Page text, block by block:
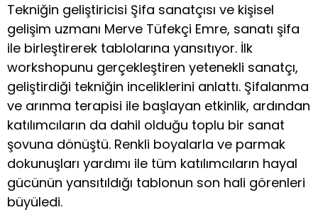
Tekniğin geliştiricisi Şifa sanatçısı ve kişisel
gelişim uzmanı Merve Tüfekçi Emre, sanatı şifa
ile birleştirerek tablolarına yansıtıyor. İlk
workshopunu gerçekleştiren yetenekli sanatçı,
geliştirdiği tekniğin inceliklerini anlattı. Şifalanma
ve arınma terapisi ile başlayan etkinlik, ardından
katılımcıların da dahil olduğu toplu bir sanat
şovuna dönüştü. Renkli boyalarla ve parmak
dokunuşları yardımı ile tüm katılımcıların hayal
gücünün yansıtıldığı tablonun son hali görenleri
büyüledi.